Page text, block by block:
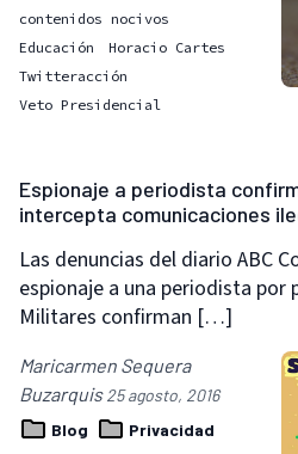
contenidos nocivos
Educación
Horacio Cartes
Twitteracción
Veto Presidencial
Espionaje a periodista
intercepta comunicaciones
Las denuncias del diario ABC
espionaje a una periodista por
Militares confirman […]
Maricarmen Sequera
Buzarquis25 agosto, 2016
Blog
Privacidad